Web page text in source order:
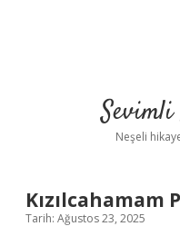
Neşeli
Kızılcahamam
Tarih: Ağustos 23, 2025